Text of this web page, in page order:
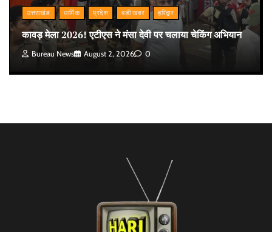
उत्तराखंड धार्मिक प्रदेश बड़ी खबर हरिद्वार
कावड़ मेला 2026! एटीएस ने मंसा देवी पर चलाया चेकिंग अभियान
Bureau News August 2, 2026 0